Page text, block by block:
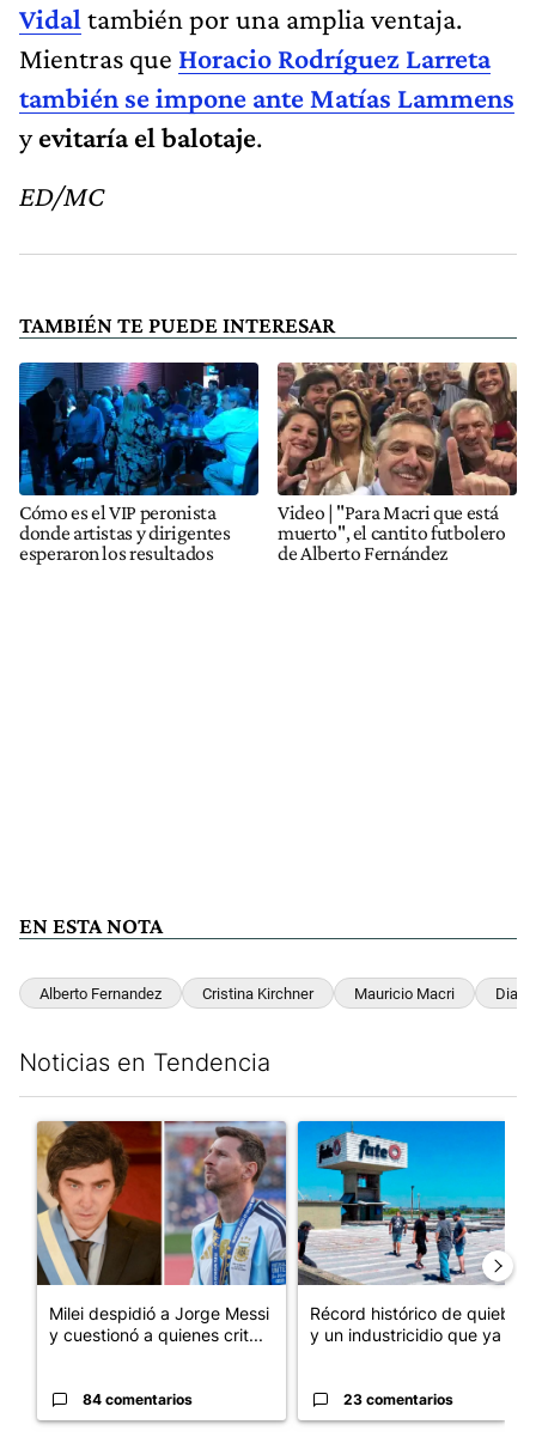
Vidal también por una amplia ventaja.
Mientras que Horacio Rodríguez Larreta
también se impone ante Matías Lammens
yevitaría el balotaje.
ED/MC
TAMBIÉN TE PUEDE INTERESAR
Cómo es el VIP peronista
donde artistas y dirigentes
esperaron los resultados
Video | "Para Macri que está
muerto", el cantito futbolero
de Alberto Fernández
EN ESTA NOTA
Alberto Fernandez Cristina Kirchner Mauricio Macri
Noticias en Tendencia
Un artículo de tendencia con el título "Milei despidió a Jorge
Milei despidió a Jorge Messi
y cuestionó a quienes crit...
84 comentarios
Un artículo de tendencia
Récord histórico de quiebras
y un industricidio que ya ...
23 comentarios